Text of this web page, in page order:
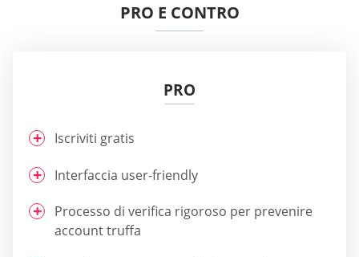
PRO E CONTRO
PRO
Iscriviti gratis
Interfaccia user-friendly
Processo di verifica rigoroso per prevenire
account truffa